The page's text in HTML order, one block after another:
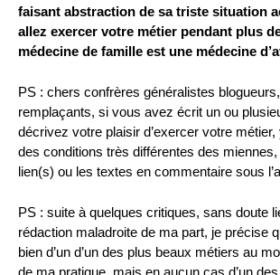
faisant abstraction de sa triste situation
allez exercer votre métier pendant plus
médecine de famille est une médecine
PS : chers confrères généralistes
remplaçants, si vous avez écrit un ou
décrivez votre plaisir d’exercer votre
des conditions très différentes des
lien(s) ou les textes en commentaire sous
PS : suite à quelques critiques, sans doute
rédaction maladroite de ma part, je précise
bien d’un d’un des plus beaux métiers au
de ma pratique, mais en aucun cas d’un